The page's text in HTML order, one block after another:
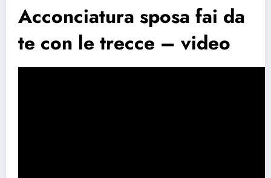
Acconciatura sposa fai da
te con le trecce – video